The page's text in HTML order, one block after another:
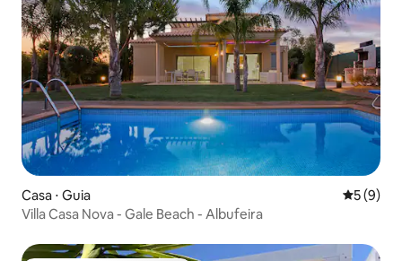
Casa ⋅ Guia 5 de
5 (9)
Villa Casa Nova - Gale Beach - Albufeira